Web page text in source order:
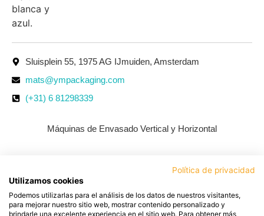
Sluisplein 55, 1975 AG IJmuiden, Amsterdam
mats@ympackaging.com
(+31) 6 81298339
Máquinas de Envasado Vertical y Horizontal
Política de privacidad
Utilizamos cookies
Podemos utilizarlas para el análisis de los datos de nuestros visitantes,
para mejorar nuestro sitio web, mostrar contenido personalizado y
brindarle una excelente experiencia en el sitio web. Para obtener más